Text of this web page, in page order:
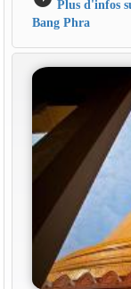
Plus d'infos
Bang Phra